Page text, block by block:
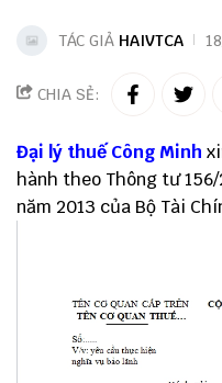
TÁC GIẢ HAIVTCA
CHIA SẺ:
Đại lý thuế Công Minh
hành theo Thông tư 156/
năm 2013 của Bộ Tài